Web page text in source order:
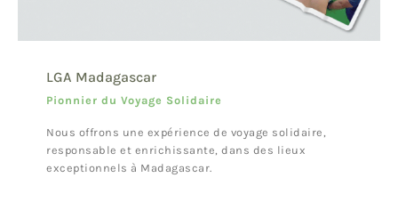
LGA Madagascar
Pionnier du Voyage Solidaire
Nous offrons une expérience de voyage solidaire,
responsable et enrichissante, dans des lieux
exceptionnels à Madagascar.